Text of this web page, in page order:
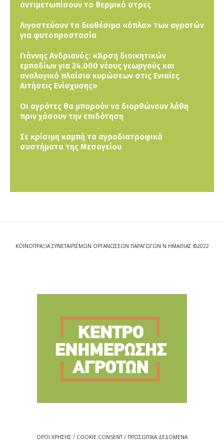
αντιμετωπίσουν το θερμικό στρες
Λιγοστεύουν τα διαθέσιμα «όπλα» των αγροτών
για φυτοπροστασία
Γιάννης Ανδριανός: «Άρση διοικητικών
εμποδίων για 24.000 νέους γεωργούς και
αναλογικό πλαίσιο κυρώσεων στις Ενιαίες
Αιτήσεις Ενίσχυσης»
Οι αγρότες θα μπορούν να διορθώνουν λάθη
πριν χάσουν την επιδότηση
Σε κρίσιμη καμπή τα αγροδιατροφικά
συστήματα της Μεσογείου
ΚΟΙΝΟΠΡΑΞΙΑ ΣΥΝΕΤΑΙΡΙΣΜΩΝ ΟΡΓΑΝΩΣΕΩΝ ΠΑΡΑΓΩΓΩΝ Ν.ΗΜΑΘΙΑΣ ©2022
ΟΡΟΙ ΧΡΗΣΗΣ / COOKIE CONSENT / ΠΡΟΣΩΠΙΚΑ ΔΕΔΟΜΕΝΑ